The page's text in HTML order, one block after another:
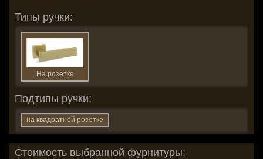
Типы ручки:
На розетке
Подтипы ручки:
на квадратной розетке
Стоимость выбранной фурнитуры: